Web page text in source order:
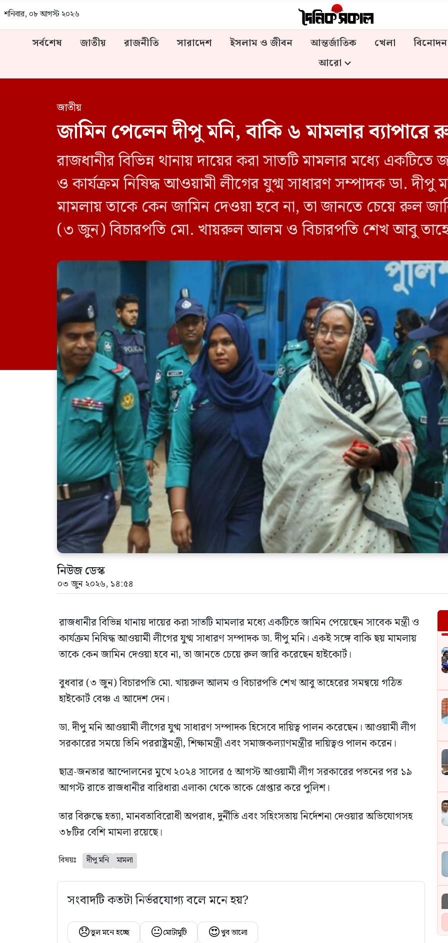
শনিবার, ০৮ আগস্ট ২০২৬
সর্বশেষ জাতীয় রাজনীতি সারাদেশ ইসলাম ও জীবন আন্তর্জাতিক খেলা বিনোদন
আরো
জাতীয়
জামিন পেলেন দীপু মনি, বাকি ৬ মামলার ব্যাপারে
রাজধানীর বিভিন্ন থানায় দায়ের করা সাতটি মামলার মধ্যে একটিতে
ও কার্যক্রম নিষিদ্ধ আওয়ামী লীগের যুগ্ম সাধারণ সম্পাদক ডা. দীপু
মামলায় তাকে কেন জামিন দেওয়া হবে না, তা জানতে চেয়ে রুল
(৩ জুন) বিচারপতি মো. খায়রুল আলম ও বিচারপতি শেখ আবু
নিউজ ডেস্ক
০৩ জুন ২০২৬, ১৪:৫৪
রাজধানীর বিভিন্ন থানায় দায়ের করা সাতটি মামলার মধ্যে একটিতে জামিন পেয়েছেন সাবেক মন্ত্রী ও
কার্যক্রম নিষিদ্ধ আওয়ামী লীগের যুগ্ম সাধারণ সম্পাদক ডা. দীপু মনি। একই সঙ্গে বাকি ছয় মামলায়
তাকে কেন জামিন দেওয়া হবে না, তা জানতে চেয়ে রুল জারি করেছেন হাইকোর্ট।
বুধবার (৩ জুন) বিচারপতি মো. খায়রুল আলম ও বিচারপতি শেখ আবু তাহেরের সমন্বয়ে গঠিত
হাইকোর্ট বেঞ্চ এ আদেশ দেন।
ডা. দীপু মনি আওয়ামী লীগের যুগ্ম সাধারণ সম্পাদক হিসেবে দায়িত্ব পালন করেছেন। আওয়ামী লীগ
সরকারের সময়ে তিনি পররাষ্ট্রমন্ত্রী, শিক্ষামন্ত্রী এবং সমাজকল্যাণমন্ত্রীর দায়িত্বও পালন করেন।
ছাত্র-জনতার আন্দোলনের মুখে ২০২৪ সালের ৫ আগস্ট আওয়ামী লীগ সরকারের পতনের পর ১৯
আগস্ট রাতে রাজধানীর বারিধারা এলাকা থেকে তাকে গ্রেপ্তার করে পুলিশ।
তার বিরুদ্ধে হত্যা, মানবতাবিরোধী অপরাধ, দুর্নীতি এবং সহিংসতায় নির্দেশনা দেওয়ার অভিযোগসহ
৩৮টির বেশি মামলা রয়েছে।
বিষয়ঃ দীপু মনি মামলা
সংবাদটি কতটা নির্ভরযোগ্য বলে মনে হয়?
😞ভুল মনে হচ্ছে 😐মোটামুটি 😍খুব ভালো